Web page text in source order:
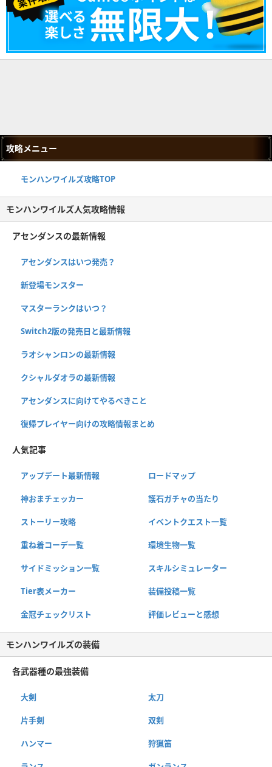
攻略メニュー
モンハンワイルズ攻略TOP
モンハンワイルズ人気攻略情報
アセンダンスの最新情報
アセンダンスはいつ発売？
新登場モンスター
マスターランクはいつ？
Switch2版の発売日と最新情報
ラオシャンロンの最新情報
クシャルダオラの最新情報
アセンダンスに向けてやるべきこと
復帰プレイヤー向けの攻略情報まとめ
人気記事
アップデート最新情報 ロードマップ
神おまチェッカー 護石ガチャの当たり
ストーリー攻略 イベントクエスト一覧
重ね着コーデ一覧 環境生物一覧
サイドミッション一覧 スキルシミュレーター
Tier表メーカー 装備投稿一覧
金冠チェックリスト 評価レビューと感想
モンハンワイルズの装備
各武器種の最強装備
大剣 太刀
片手剣 双剣
ハンマー 狩猟笛